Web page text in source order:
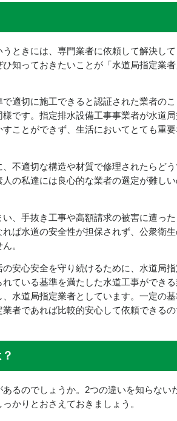
ときには、専門業者に依頼して解決して
知っておきたいことが「水道局指定業者
適切に施工できると認証された業者のこ
です。指定排水設備工事事業者が水道局
ことができず、生活においてとても重要
不適切な構造や材質で修理されたらど
の私達には良心的な業者の選定が難し
、手抜き工事や高額請求の被害に遭った
ば水道の安全性が担保されず、公衆衛
。
安心安全を守り続けるために、水道局指
ている基準を満たした水道工事ができる
水道局指定業者としています。一定の
者であれば比較的安心して依頼できる
るのでしょうか。2つの違いを知らない
かりとおさえておきましょう。